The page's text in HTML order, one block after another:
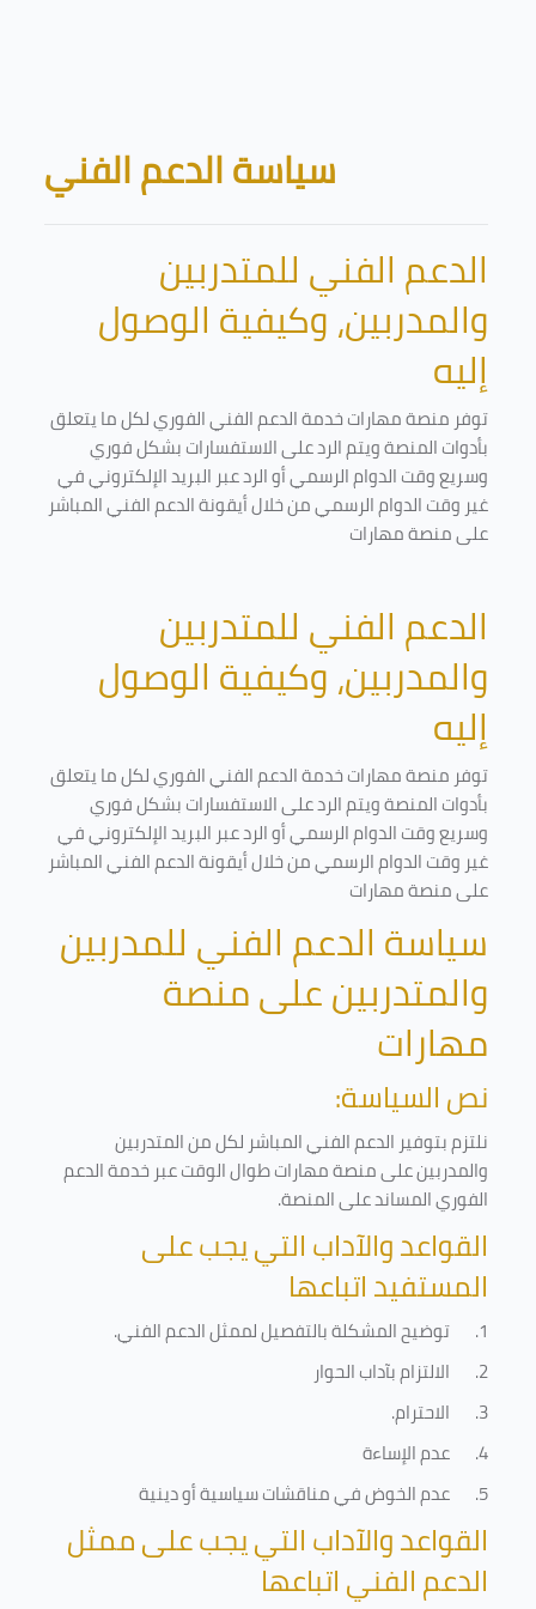
Blocks
سياسة الدعم الفني
الدعم الفني للمتدربين
والمدربين، وكيفية الوصول
إليه
توفر منصة مهارات خدمة الدعم الفني الفوري لكل ما يتعلق
بأدوات المنصة ويتم الرد على الاستفسارات بشكل فوري
وسريع وقت الدوام الرسمي أو الرد عبر البريد الإلكتروني في
غير وقت الدوام الرسمي من خلال أيقونة الدعم الفني المباشر
على منصة مهارات
الدعم الفني للمتدربين
والمدربين، وكيفية الوصول
إليه
توفر منصة مهارات خدمة الدعم الفني الفوري لكل ما يتعلق
بأدوات المنصة ويتم الرد على الاستفسارات بشكل فوري
وسريع وقت الدوام الرسمي أو الرد عبر البريد الإلكتروني في
غير وقت الدوام الرسمي من خلال أيقونة الدعم الفني المباشر
على منصة مهارات
سياسة الدعم الفني للمدربين
والمتدربين على منصة
مهارات
نص السياسة:
نلتزم بتوفير الدعم الفني المباشر لكل من المتدربين
والمدربين على منصة مهارات طوال الوقت عبر خدمة الدعم
الفوري المساند على المنصة.
القواعد والآداب التي يجب على
المستفيد اتباعها
1. توضيح المشكلة بالتفصيل لممثل الدعم الفني.
2.
الالتزام بآداب الحوار
3.
الاحترام.
4.
عدم الإساءة
5.
عدم الخوض في مناقشات سياسية أو دينية
القواعد والآداب التي يجب على ممثل
الدعم الفني اتباعها